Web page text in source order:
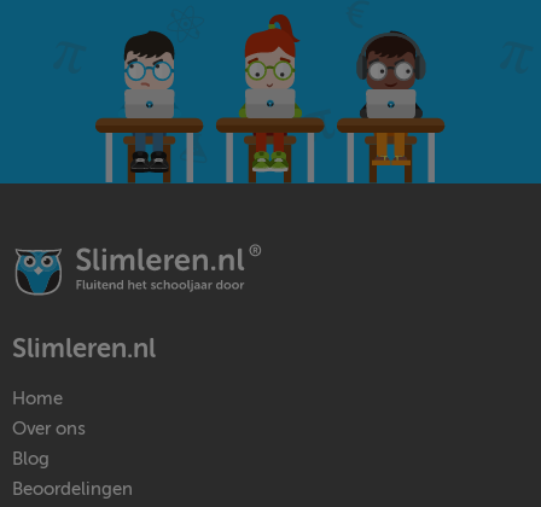
Slimleren.nl
Home
Over ons
Blog
Beoordelingen